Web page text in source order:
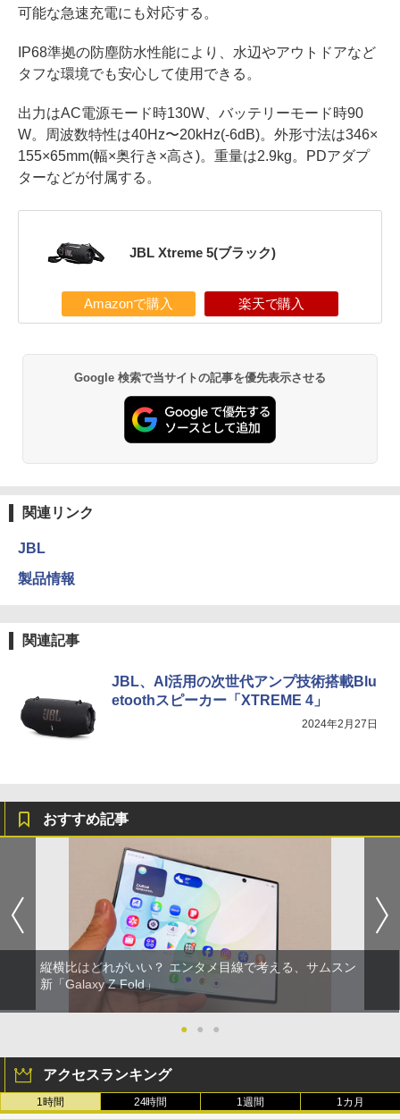
可能な急速充電にも対応する。
IP68準拠の防塵防水性能により、水辺やアウトドアなど
タフな環境でも安心して使用できる。
出力はAC電源モード時130W、バッテリーモード時90
W。周波数特性は40Hz〜20kHz(-6dB)。外形寸法は346×
155×65mm(幅×奥行き×高さ)。重量は2.9kg。PDアダプ
ターなどが付属する。
JBL Xtreme 5(ブラック)
Amazonで購入 楽天で購入
Google 検索で当サイトの記事を優先表示させる
関連リンク
JBL
製品情報
関連記事
JBL、AI活用の次世代アンプ技術搭載Blu
etoothスピーカー「XTREME 4」
2024年2月27日
おすすめ記事
縦横比はどれがいい？ エンタメ目線で考える、サムスン
新「Galaxy Z Fold」
● ● ●
アクセスランキング
1時間 24時間 1週間 1カ月